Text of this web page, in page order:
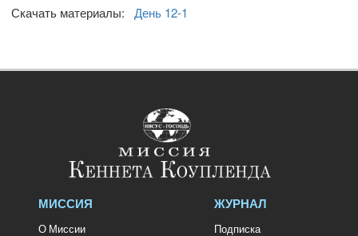
Скачать материалы: День 12-1
МИССИЯ
О Миссии
ЖУРНАЛ
Подписка